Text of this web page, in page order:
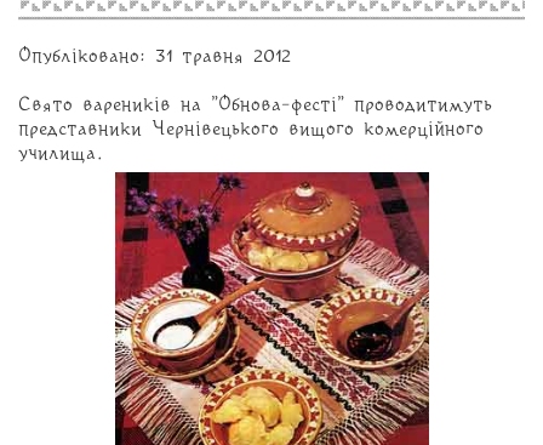
Опубліковано: 31 травня 2012
Свято вареників на "Обнова-фесті" проводитимуть
представники Чернівецького вищого комерційного
училища.